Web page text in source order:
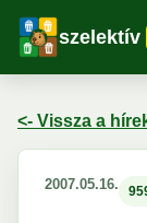
szelektív
<- Vissza a
2007.05.16.